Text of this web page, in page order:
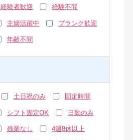
経験者歓迎 経験不問
主婦活躍中 ブランク歓迎
年齢不問
土日祝のみ 固定時間
シフト固定OK 日勤のみ
残業なし 4週8休以上